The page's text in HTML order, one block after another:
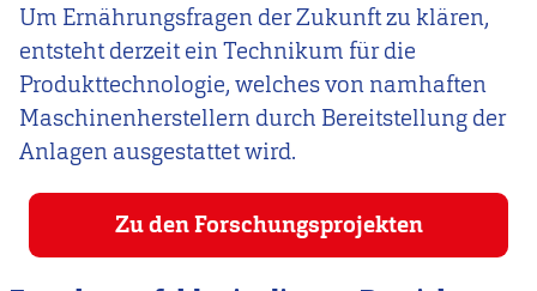
Um Ernährungsfragen der Zukunft zu klären,
entsteht derzeit ein Technikum für die
Produkttechnologie, welches von namhaften
Maschinenherstellern durch Bereitstellung der
Anlagen ausgestattet wird.
Zu den Forschungsprojekten